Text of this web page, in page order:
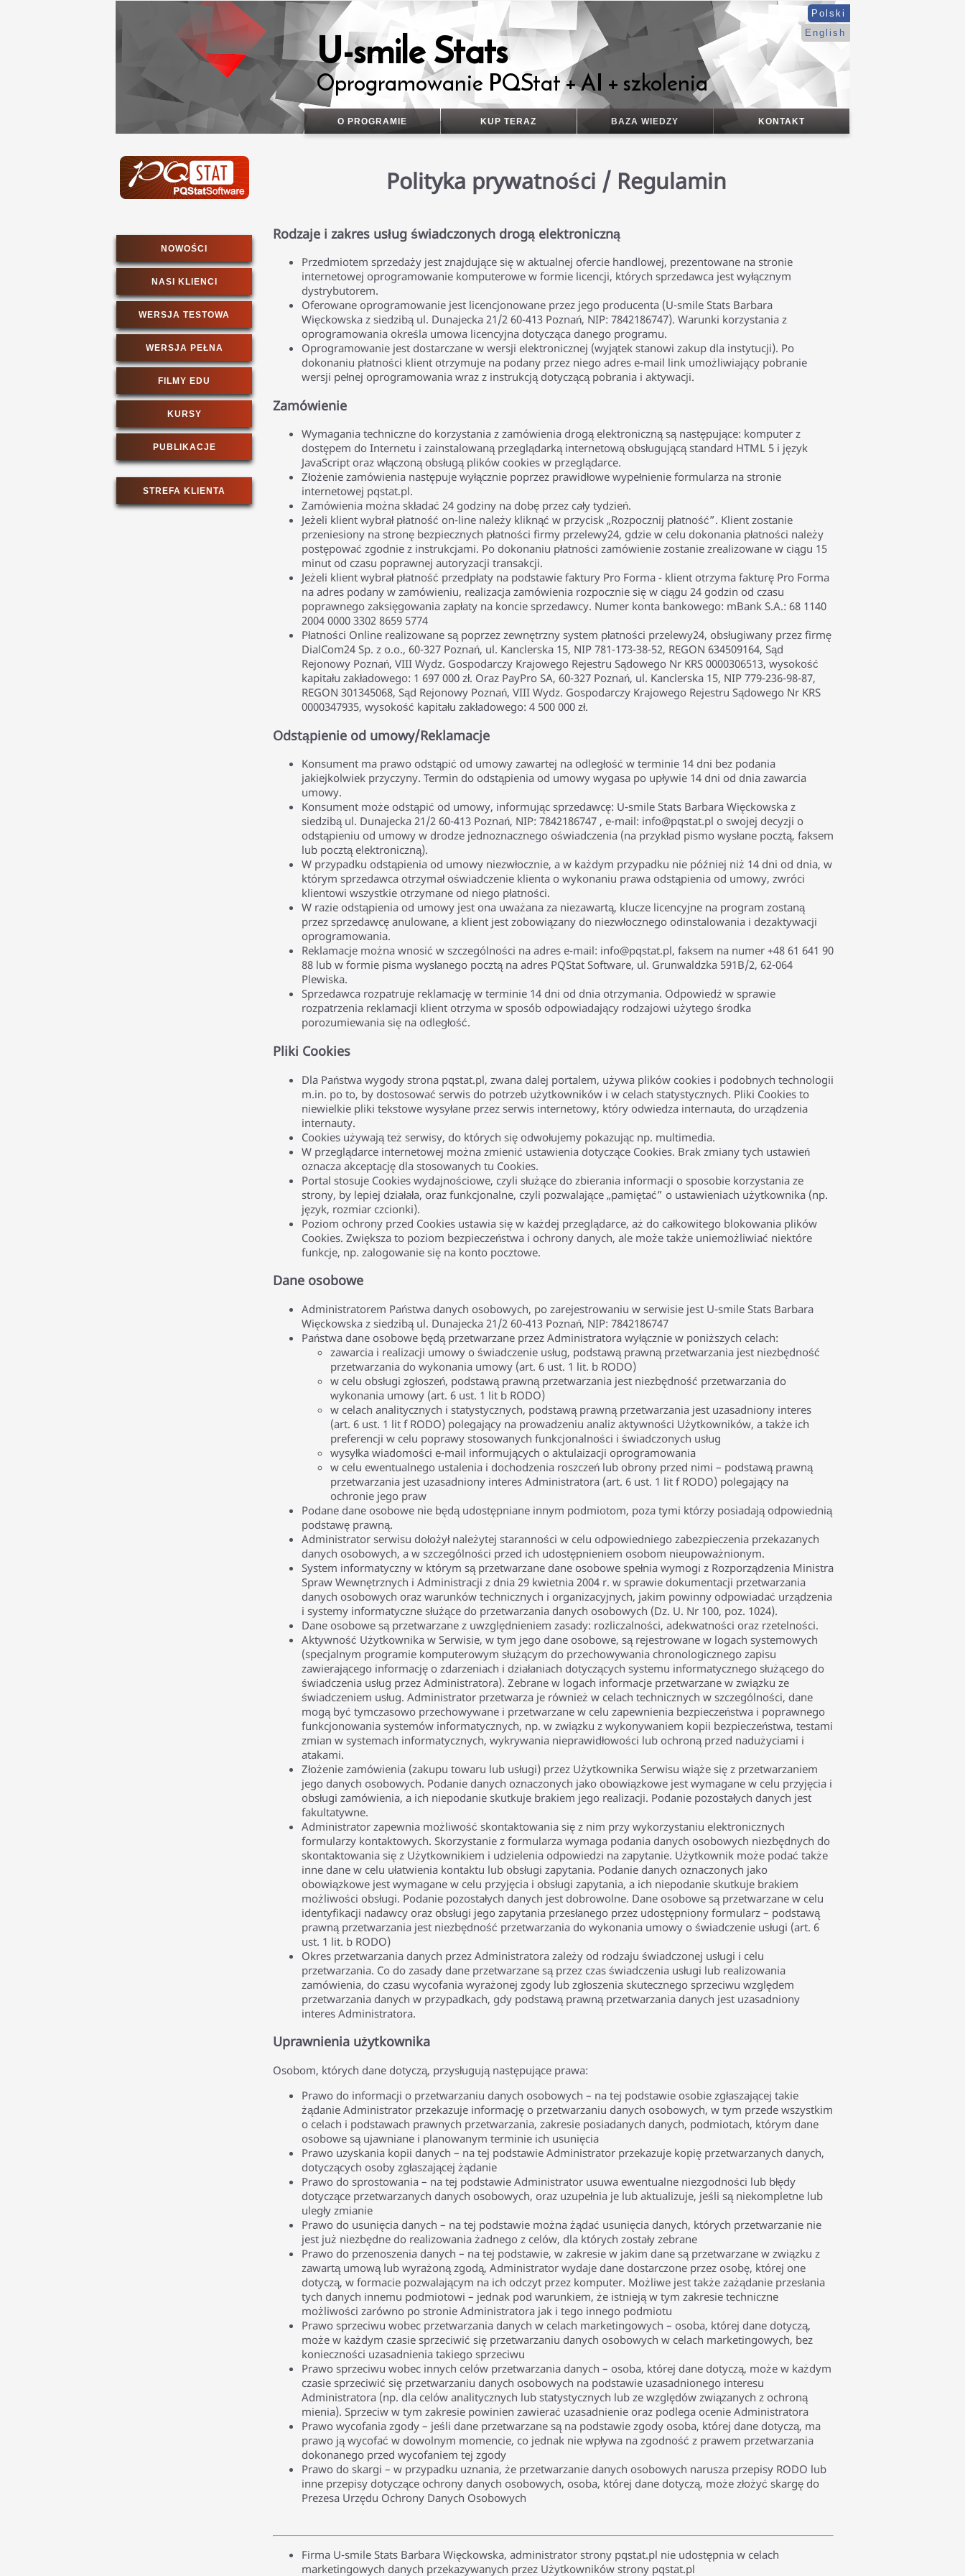
U-smile Stats
Oprogramowanie PQStat + AI + szkolenia
Polski
English
O PROGRAMIE KUP TERAZ BAZA WIEDZY KONTAKT
NOWOŚCI
NASI KLIENCI
WERSJA TESTOWA
WERSJA PEŁNA
FILMY EDU
KURSY
PUBLIKACJE
STREFA KLIENTA
Polityka prywatności / Regulamin
Rodzaje i zakres usług świadczonych drogą elektroniczną
Przedmiotem sprzedaży jest znajdujące się w aktualnej ofercie handlowej, prezentowane na stronie
internetowej oprogramowanie komputerowe w formie licencji, których sprzedawca jest wyłącznym
dystrybutorem.
Oferowane oprogramowanie jest licencjonowane przez jego producenta (U-smile Stats Barbara
Więckowska z siedzibą ul. Dunajecka 21/2 60-413 Poznań, NIP: 7842186747). Warunki korzystania z
oprogramowania określa umowa licencyjna dotycząca danego programu.
Oprogramowanie jest dostarczane w wersji elektronicznej (wyjątek stanowi zakup dla instytucji). Po
dokonaniu płatności klient otrzymuje na podany przez niego adres e-mail link umożliwiający pobranie
wersji pełnej oprogramowania wraz z instrukcją dotyczącą pobrania i aktywacji.
Zamówienie
Wymagania techniczne do korzystania z zamówienia drogą elektroniczną są następujące: komputer z
dostępem do Internetu i zainstalowaną przeglądarką internetową obsługującą standard HTML 5 i język
JavaScript oraz włączoną obsługą plików cookies w przeglądarce.
Złożenie zamówienia następuje wyłącznie poprzez prawidłowe wypełnienie formularza na stronie
internetowej pqstat.pl.
Zamówienia można składać 24 godziny na dobę przez cały tydzień.
Jeżeli klient wybrał płatność on-line należy kliknąć w przycisk „Rozpocznij płatność”. Klient zostanie
przeniesiony na stronę bezpiecznych płatności firmy przelewy24, gdzie w celu dokonania płatności należy
postępować zgodnie z instrukcjami. Po dokonaniu płatności zamówienie zostanie zrealizowane w ciągu 15
minut od czasu poprawnej autoryzacji transakcji.
Jeżeli klient wybrał płatność przedpłaty na podstawie faktury Pro Forma - klient otrzyma fakturę Pro Forma
na adres podany w zamówieniu, realizacja zamówienia rozpocznie się w ciągu 24 godzin od czasu
poprawnego zaksięgowania zapłaty na koncie sprzedawcy. Numer konta bankowego: mBank S.A.: 68 1140
2004 0000 3302 8659 5774
Płatności Online realizowane są poprzez zewnętrzny system płatności przelewy24, obsługiwany przez firmę
DialCom24 Sp. z o.o., 60-327 Poznań, ul. Kanclerska 15, NIP 781-173-38-52, REGON 634509164, Sąd
Rejonowy Poznań, VIII Wydz. Gospodarczy Krajowego Rejestru Sądowego Nr KRS 0000306513, wysokość
kapitału zakładowego: 1 697 000 zł. Oraz PayPro SA, 60-327 Poznań, ul. Kanclerska 15, NIP 779-236-98-87,
REGON 301345068, Sąd Rejonowy Poznań, VIII Wydz. Gospodarczy Krajowego Rejestru Sądowego Nr KRS
0000347935, wysokość kapitału zakładowego: 4 500 000 zł.
Odstąpienie od umowy/Reklamacje
Konsument ma prawo odstąpić od umowy zawartej na odległość w terminie 14 dni bez podania
jakiejkolwiek przyczyny. Termin do odstąpienia od umowy wygasa po upływie 14 dni od dnia zawarcia
umowy.
Konsument może odstąpić od umowy, informując sprzedawcę: U-smile Stats Barbara Więckowska z
siedzibą ul. Dunajecka 21/2 60-413 Poznań, NIP: 7842186747 , e-mail: info@pqstat.pl o swojej decyzji o
odstąpieniu od umowy w drodze jednoznacznego oświadczenia (na przykład pismo wysłane pocztą, faksem
lub pocztą elektroniczną).
W przypadku odstąpienia od umowy niezwłocznie, a w każdym przypadku nie później niż 14 dni od dnia, w
którym sprzedawca otrzymał oświadczenie klienta o wykonaniu prawa odstąpienia od umowy, zwróci
klientowi wszystkie otrzymane od niego płatności.
W razie odstąpienia od umowy jest ona uważana za niezawartą, klucze licencyjne na program zostaną
przez sprzedawcę anulowane, a klient jest zobowiązany do niezwłocznego odinstalowania i dezaktywacji
oprogramowania.
Reklamacje można wnosić w szczególności na adres e-mail: info@pqstat.pl, faksem na numer +48 61 641 90
88 lub w formie pisma wysłanego pocztą na adres PQStat Software, ul. Grunwaldzka 591B/2, 62-064
Plewiska.
Sprzedawca rozpatruje reklamację w terminie 14 dni od dnia otrzymania. Odpowiedź w sprawie
rozpatrzenia reklamacji klient otrzyma w sposób odpowiadający rodzajowi użytego środka
porozumiewania się na odległość.
Pliki Cookies
Dla Państwa wygody strona pqstat.pl, zwana dalej portalem, używa plików cookies i podobnych technologii
m.in. po to, by dostosować serwis do potrzeb użytkowników i w celach statystycznych. Pliki Cookies to
niewielkie pliki tekstowe wysyłane przez serwis internetowy, który odwiedza internauta, do urządzenia
internauty.
Cookies używają też serwisy, do których się odwołujemy pokazując np. multimedia.
W przeglądarce internetowej można zmienić ustawienia dotyczące Cookies. Brak zmiany tych ustawień
oznacza akceptację dla stosowanych tu Cookies.
Portal stosuje Cookies wydajnościowe, czyli służące do zbierania informacji o sposobie korzystania ze
strony, by lepiej działała, oraz funkcjonalne, czyli pozwalające „pamiętać” o ustawieniach użytkownika (np.
język, rozmiar czcionki).
Poziom ochrony przed Cookies ustawia się w każdej przeglądarce, aż do całkowitego blokowania plików
Cookies. Zwiększa to poziom bezpieczeństwa i ochrony danych, ale może także uniemożliwiać niektóre
funkcje, np. zalogowanie się na konto pocztowe.
Dane osobowe
Administratorem Państwa danych osobowych, po zarejestrowaniu w serwisie jest U-smile Stats Barbara
Więckowska z siedzibą ul. Dunajecka 21/2 60-413 Poznań, NIP: 7842186747
Państwa dane osobowe będą przetwarzane przez Administratora wyłącznie w poniższych celach:
zawarcia i realizacji umowy o świadczenie usług, podstawą prawną przetwarzania jest niezbędność
przetwarzania do wykonania umowy (art. 6 ust. 1 lit. b RODO)
w celu obsługi zgłoszeń, podstawą prawną przetwarzania jest niezbędność przetwarzania do
wykonania umowy (art. 6 ust. 1 lit b RODO)
w celach analitycznych i statystycznych, podstawą prawną przetwarzania jest uzasadniony interes
(art. 6 ust. 1 lit f RODO) polegający na prowadzeniu analiz aktywności Użytkowników, a także ich
preferencji w celu poprawy stosowanych funkcjonalności i świadczonych usług
wysyłka wiadomości e-mail informujących o aktulaizacji oprogramowania
w celu ewentualnego ustalenia i dochodzenia roszczeń lub obrony przed nimi – podstawą prawną
przetwarzania jest uzasadniony interes Administratora (art. 6 ust. 1 lit f RODO) polegający na
ochronie jego praw
Podane dane osobowe nie będą udostępniane innym podmiotom, poza tymi którzy posiadają odpowiednią
podstawę prawną.
Administrator serwisu dołożył należytej staranności w celu odpowiedniego zabezpieczenia przekazanych
danych osobowych, a w szczególności przed ich udostępnieniem osobom nieupoważnionym.
System informatyczny w którym są przetwarzane dane osobowe spełnia wymogi z Rozporządzenia Ministra
Spraw Wewnętrznych i Administracji z dnia 29 kwietnia 2004 r. w sprawie dokumentacji przetwarzania
danych osobowych oraz warunków technicznych i organizacyjnych, jakim powinny odpowiadać urządzenia
i systemy informatyczne służące do przetwarzania danych osobowych (Dz. U. Nr 100, poz. 1024).
Dane osobowe są przetwarzane z uwzględnieniem zasady: rozliczalności, adekwatności oraz rzetelności.
Aktywność Użytkownika w Serwisie, w tym jego dane osobowe, są rejestrowane w logach systemowych
(specjalnym programie komputerowym służącym do przechowywania chronologicznego zapisu
zawierającego informację o zdarzeniach i działaniach dotyczących systemu informatycznego służącego do
świadczenia usług przez Administratora). Zebrane w logach informacje przetwarzane w związku ze
świadczeniem usług. Administrator przetwarza je również w celach technicznych w szczególności, dane
mogą być tymczasowo przechowywane i przetwarzane w celu zapewnienia bezpieczeństwa i poprawnego
funkcjonowania systemów informatycznych, np. w związku z wykonywaniem kopii bezpieczeństwa, testami
zmian w systemach informatycznych, wykrywania nieprawidłowości lub ochroną przed nadużyciami i
atakami.
Złożenie zamówienia (zakupu towaru lub usługi) przez Użytkownika Serwisu wiąże się z przetwarzaniem
jego danych osobowych. Podanie danych oznaczonych jako obowiązkowe jest wymagane w celu przyjęcia i
obsługi zamówienia, a ich niepodanie skutkuje brakiem jego realizacji. Podanie pozostałych danych jest
fakultatywne.
Administrator zapewnia możliwość skontaktowania się z nim przy wykorzystaniu elektronicznych
formularzy kontaktowych. Skorzystanie z formularza wymaga podania danych osobowych niezbędnych do
skontaktowania się z Użytkownikiem i udzielenia odpowiedzi na zapytanie. Użytkownik może podać także
inne dane w celu ułatwienia kontaktu lub obsługi zapytania. Podanie danych oznaczonych jako
obowiązkowe jest wymagane w celu przyjęcia i obsługi zapytania, a ich niepodanie skutkuje brakiem
możliwości obsługi. Podanie pozostałych danych jest dobrowolne. Dane osobowe są przetwarzane w celu
identyfikacji nadawcy oraz obsługi jego zapytania przesłanego przez udostępniony formularz – podstawą
prawną przetwarzania jest niezbędność przetwarzania do wykonania umowy o świadczenie usługi (art. 6
ust. 1 lit. b RODO)
Okres przetwarzania danych przez Administratora zależy od rodzaju świadczonej usługi i celu
przetwarzania. Co do zasady dane przetwarzane są przez czas świadczenia usługi lub realizowania
zamówienia, do czasu wycofania wyrażonej zgody lub zgłoszenia skutecznego sprzeciwu względem
przetwarzania danych w przypadkach, gdy podstawą prawną przetwarzania danych jest uzasadniony
interes Administratora.
Uprawnienia użytkownika
Osobom, których dane dotyczą, przysługują następujące prawa:
Prawo do informacji o przetwarzaniu danych osobowych – na tej podstawie osobie zgłaszającej takie
żądanie Administrator przekazuje informację o przetwarzaniu danych osobowych, w tym przede wszystkim
o celach i podstawach prawnych przetwarzania, zakresie posiadanych danych, podmiotach, którym dane
osobowe są ujawniane i planowanym terminie ich usunięcia
Prawo uzyskania kopii danych – na tej podstawie Administrator przekazuje kopię przetwarzanych danych,
dotyczących osoby zgłaszającej żądanie
Prawo do sprostowania – na tej podstawie Administrator usuwa ewentualne niezgodności lub błędy
dotyczące przetwarzanych danych osobowych, oraz uzupełnia je lub aktualizuje, jeśli są niekompletne lub
uległy zmianie
Prawo do usunięcia danych – na tej podstawie można żądać usunięcia danych, których przetwarzanie nie
jest już niezbędne do realizowania żadnego z celów, dla których zostały zebrane
Prawo do przenoszenia danych – na tej podstawie, w zakresie w jakim dane są przetwarzane w związku z
zawartą umową lub wyrażoną zgodą, Administrator wydaje dane dostarczone przez osobę, której one
dotyczą, w formacie pozwalającym na ich odczyt przez komputer. Możliwe jest także zażądanie przesłania
tych danych innemu podmiotowi – jednak pod warunkiem, że istnieją w tym zakresie techniczne
możliwości zarówno po stronie Administratora jak i tego innego podmiotu
Prawo sprzeciwu wobec przetwarzania danych w celach marketingowych – osoba, której dane dotyczą,
może w każdym czasie sprzeciwić się przetwarzaniu danych osobowych w celach marketingowych, bez
konieczności uzasadnienia takiego sprzeciwu
Prawo sprzeciwu wobec innych celów przetwarzania danych – osoba, której dane dotyczą, może w każdym
czasie sprzeciwić się przetwarzaniu danych osobowych na podstawie uzasadnionego interesu
Administratora (np. dla celów analitycznych lub statystycznych lub ze względów związanych z ochroną
mienia). Sprzeciw w tym zakresie powinien zawierać uzasadnienie oraz podlega ocenie Administratora
Prawo wycofania zgody – jeśli dane przetwarzane są na podstawie zgody osoba, której dane dotyczą, ma
prawo ją wycofać w dowolnym momencie, co jednak nie wpływa na zgodność z prawem przetwarzania
dokonanego przed wycofaniem tej zgody
Prawo do skargi – w przypadku uznania, że przetwarzanie danych osobowych narusza przepisy RODO lub
inne przepisy dotyczące ochrony danych osobowych, osoba, której dane dotyczą, może złożyć skargę do
Prezesa Urzędu Ochrony Danych Osobowych
Firma U-smile Stats Barbara Więckowska, administrator strony pqstat.pl nie udostępnia w celach
marketingowych danych przekazywanych przez Użytkowników strony pqstat.pl